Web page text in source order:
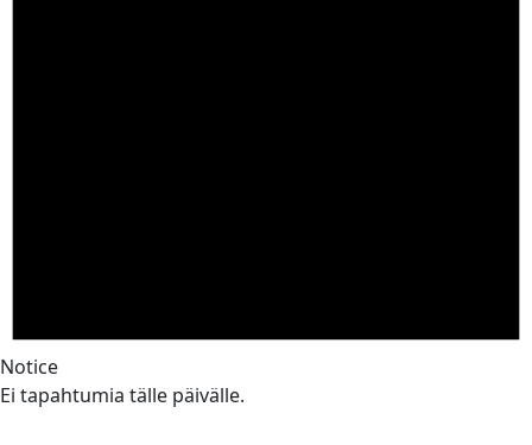
Notice
Ei tapahtumia tälle päivälle.